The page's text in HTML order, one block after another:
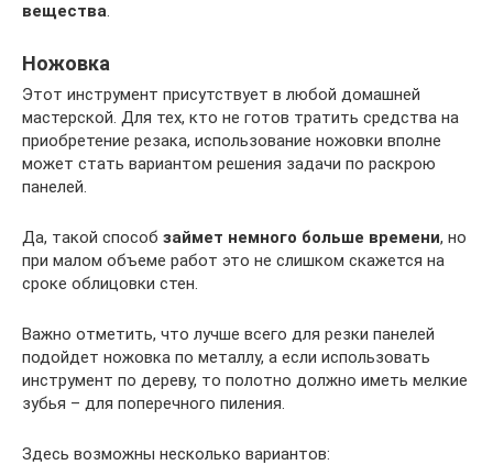
вещества.
Ножовка
Этот инструмент присутствует в любой домашней
мастерской. Для тех, кто не готов тратить средства на
приобретение резака, использование ножовки вполне
может стать вариантом решения задачи по раскрою
панелей.
Да, такой способ займет немного больше времени, но
при малом объеме работ это не слишком скажется на
сроке облицовки стен.
Важно отметить, что лучше всего для резки панелей
подойдет ножовка по металлу, а если использовать
инструмент по дереву, то полотно должно иметь мелкие
зубья – для поперечного пиления.
Здесь возможны несколько вариантов: